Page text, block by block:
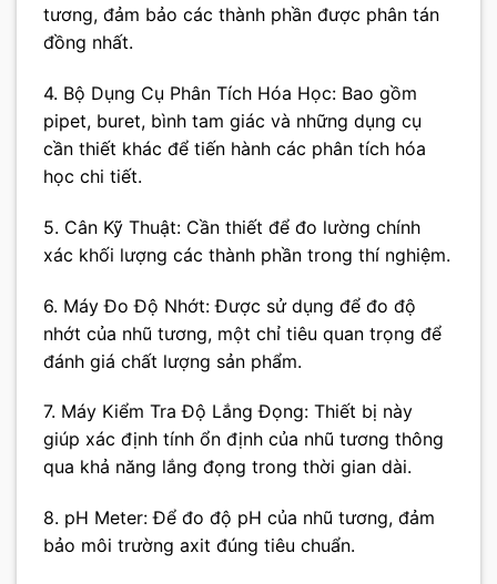
tương, đảm bảo các thành phần được phân tán
đồng nhất.
4. Bộ Dụng Cụ Phân Tích Hóa Học: Bao gồm
pipet, buret, bình tam giác và những dụng cụ
cần thiết khác để tiến hành các phân tích hóa
học chi tiết.
5. Cân Kỹ Thuật: Cần thiết để đo lường chính
xác khối lượng các thành phần trong thí nghiệm.
6. Máy Đo Độ Nhớt: Được sử dụng để đo độ
nhớt của nhũ tương, một chỉ tiêu quan trọng để
đánh giá chất lượng sản phẩm.
7. Máy Kiểm Tra Độ Lắng Đọng: Thiết bị này
giúp xác định tính ổn định của nhũ tương thông
qua khả năng lắng đọng trong thời gian dài.
8. pH Meter: Để đo độ pH của nhũ tương, đảm
bảo môi trường axit đúng tiêu chuẩn.